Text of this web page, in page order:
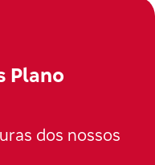
Plano
dos nossos